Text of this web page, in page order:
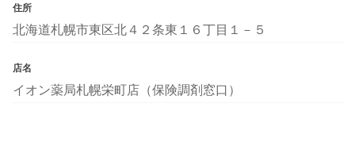
住所
北海道札幌市東区北４２条東１６丁目１－５
店名
イオン薬局札幌栄町店（保険調剤窓口）